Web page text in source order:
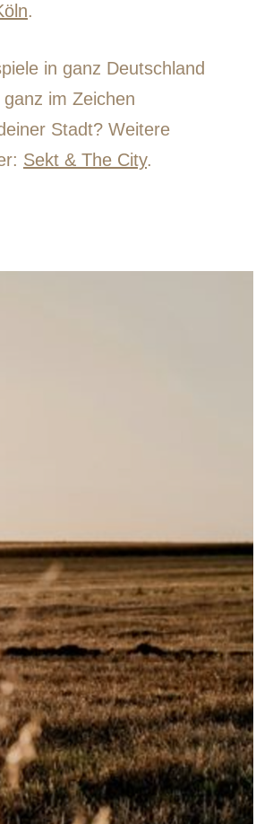
.
in ganz Deutschland
im Zeichen
Stadt? Weitere
Sekt & The City.